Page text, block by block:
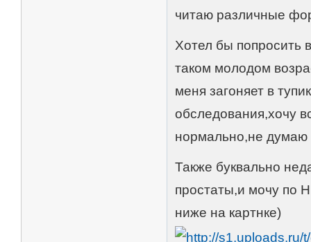
читаю различные
Хотел бы попросить
таком молодом
меня загоняет в
обследования,хочу
нормально,не думаю
Также буквально
простаты,и мочу по
ниже на картнке)